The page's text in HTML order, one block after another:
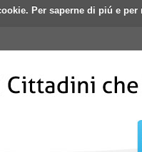
Per saperne di piú e